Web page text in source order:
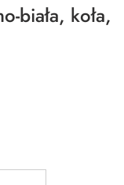
biała, koła,